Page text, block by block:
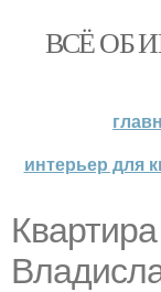
ВСЁ ОБ
интерьер для